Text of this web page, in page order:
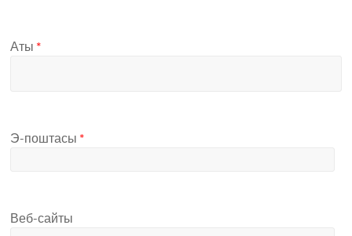
Аты *
Э-поштасы *
Веб-сайты